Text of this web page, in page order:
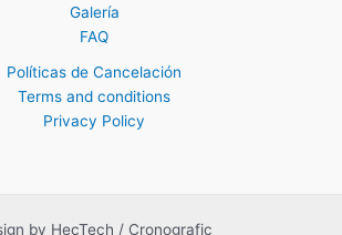
Galería
FAQ
Políticas de Cancelación
Terms and conditions
Privacy Policy
by HecTech / Cronografic